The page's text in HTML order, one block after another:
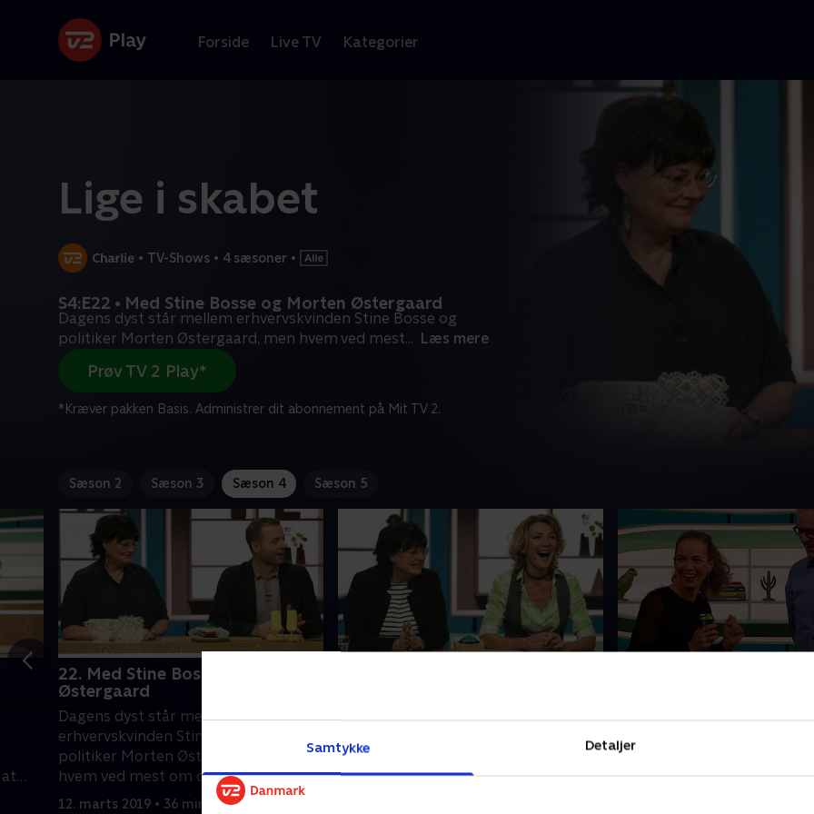
Samtykke Detaljer
Forside Live TV Kategorier
Lige i skabet
• TV-Shows • 4 sæsoner •
S4:E22 • Med Stine Bosse og Morten Østergaard
Dagens dyst står mellem erhvervskvinden Stine Bosse og
politiker Morten Østergaard, men hvem ved mest... Læs mere
Prøv TV 2 Play*
*Kræver pakken Basis. Administrer dit abonnement på Mit TV 2.
Sæson 2 Sæson 3 Sæson 4 Sæson 5
22. Med Stine Bosse og Morten
Østergaard
Dagens dyst står mellem
erhvervskvinden Stine Bosse og
politiker Morten Østergaard, men
hvem ved mest om danskernes livsstil
og kan svare lige i skabet? Hans
12. marts 2019 • 36 min
Hele ugen har kendte danskere
Hans Pilgaard har åbnet lågerne til
danskernes livsstil, vaner og tossede
dystet om at svare lige i
Hans Pilgaard har åbnet